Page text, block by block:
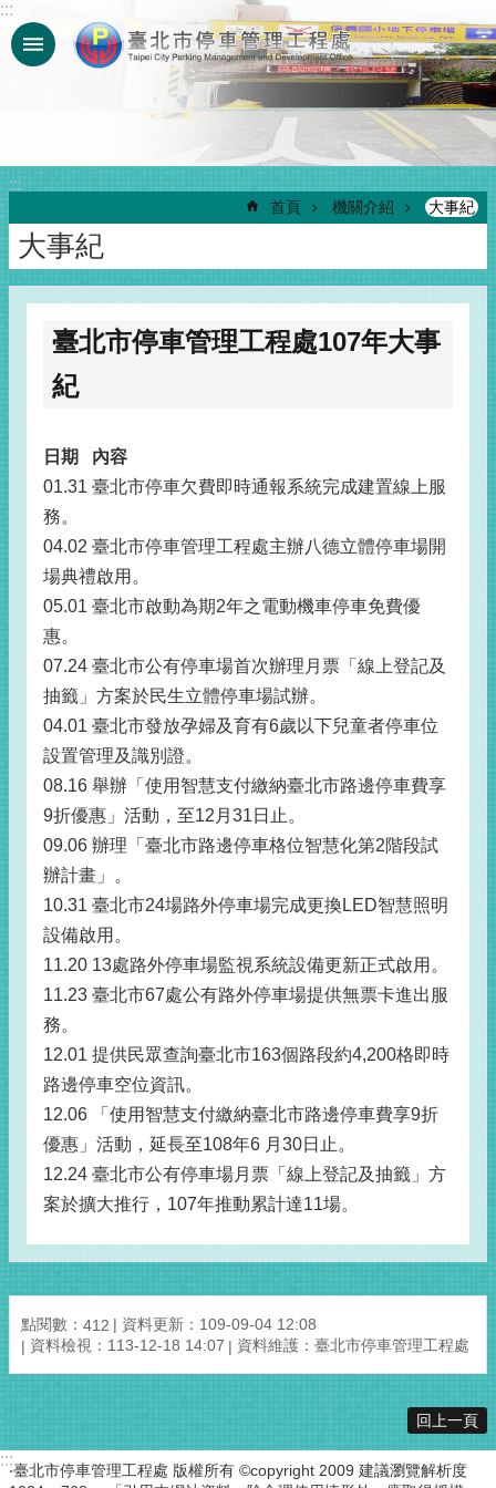
跳到主要內容區塊
:::
:::
首頁 機關介紹 大事紀
大事紀
臺北市停車管理工程處107年大事
紀
日期
內容
01.31 臺北市停車欠費即時通報系統完成建置線上服
務。
04.02 臺北市停車管理工程處主辦八德立體停車場開
場典禮啟用。
05.01 臺北市啟動為期2年之電動機車停車免費優
惠。
07.24 臺北市公有停車場首次辦理月票「線上登記及
抽籤」方案於民生立體停車場試辦。
04.01 臺北市發放孕婦及育有6歲以下兒童者停車位
設置管理及識別證。
08.16 舉辦「使用智慧支付繳納臺北市路邊停車費享
9折優惠」活動，至12月31日止。
09.06 辦理「臺北市路邊停車格位智慧化第2階段試
辦計畫」。
10.31 臺北市24場路外停車場完成更換LED智慧照明
設備啟用。
11.20 13處路外停車場監視系統設備更新正式啟用。
11.23 臺北市67處公有路外停車場提供無票卡進出服
務。
12.01 提供民眾查詢臺北市163個路段約4,200格即時
路邊停車空位資訊。
12.06
「使用智慧支付繳納臺北市路邊停車費享9折
優惠」活動，延長至108年6 月30日止。
12.24 臺北市公有停車場月票「線上登記及抽籤」方
案於擴大推行，107年推動累計達11場。
點閱數： 412
資料更新：109-09-04 12:08
資料檢視：113-12-18 14:07
資料維護：臺北市停車管理工程處
回上一頁
:::
‧臺北市停車管理工程處 版權所有 ©copyright 2009 建議瀏覽解析度